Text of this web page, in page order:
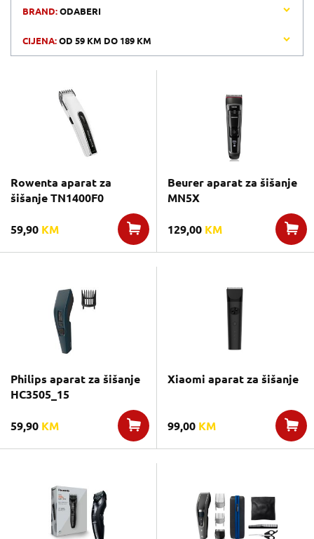
BRAND:ODABERI
CIJENA:OD 59 KM DO 189 KM
Rowenta aparat za
šišanje TN1400F0
59,90 KM
Beurer aparat za šišanje
MN5X
129,00 KM
Philips aparat za šišanje
HC3505_15
59,90 KM
Xiaomi aparat za šišanje
99,00 KM